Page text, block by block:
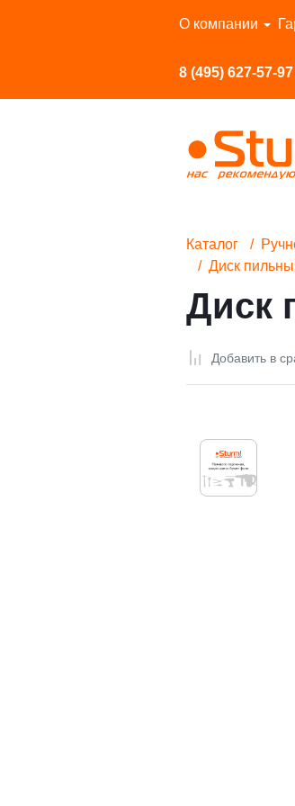
О компании
8 (495) 627-57-97
Перейти в
Каталог
Диск
Диск
Добавить в